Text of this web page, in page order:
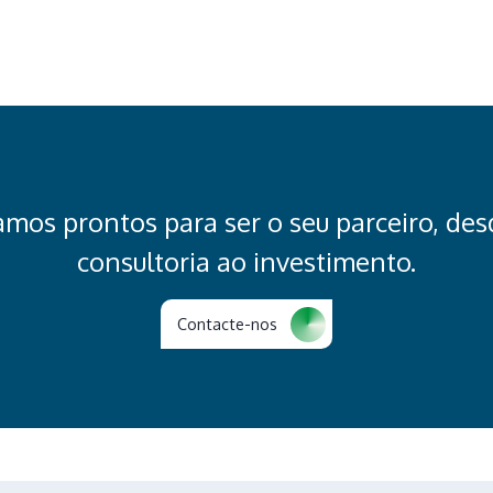
prontos para ser o seu parceiro,
consultoria ao investimento.
Contacte-nos